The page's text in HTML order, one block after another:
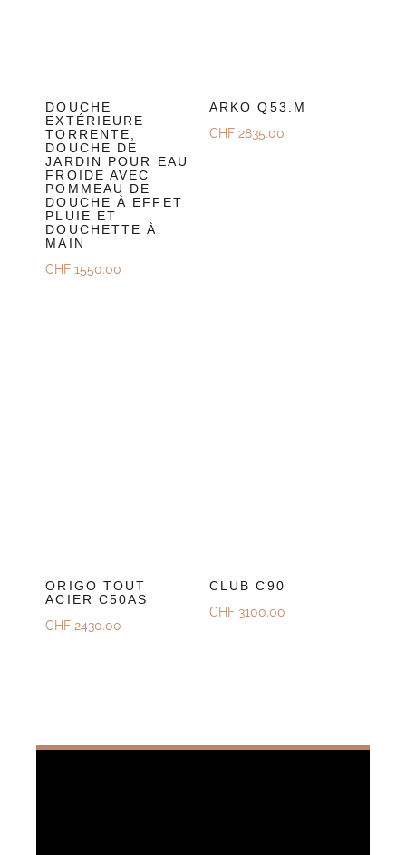
DOUCHE
EXTÉRIEURE
TORRENTE,
DOUCHE DE
JARDIN POUR EAU
FROIDE AVEC
POMMEAU DE
DOUCHE À EFFET
PLUIE ET
DOUCHETTE À
MAIN
CHF 1550.00
ARKO Q53.M
CHF2835.00
ORIGO TOUT
ACIER C50AS
CHF 2430.00
CLUB C90
CHF3100.00